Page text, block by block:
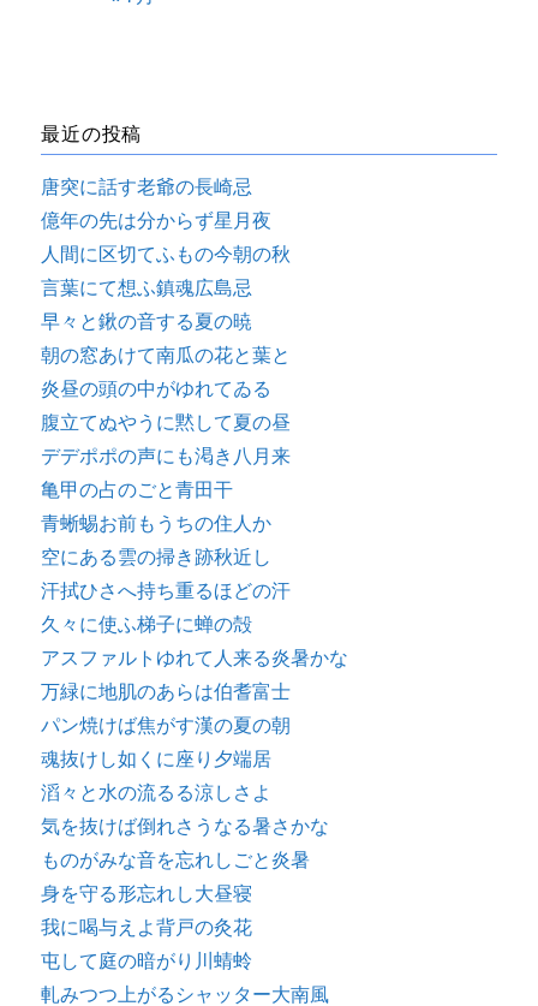
最近の投稿
唐突に話す老爺の長崎忌
億年の先は分からず星月夜
人間に区切てふもの今朝の秋
言葉にて想ふ鎮魂広島忌
早々と鍬の音する夏の暁
朝の窓あけて南瓜の花と葉と
炎昼の頭の中がゆれてゐる
腹立てぬやうに黙して夏の昼
デデポポの声にも渇き八月来
亀甲の占のごと青田干
青蜥蜴お前もうちの住人か
空にある雲の掃き跡秋近し
汗拭ひさへ持ち重るほどの汗
久々に使ふ梯子に蝉の殻
アスファルトゆれて人来る炎暑かな
万緑に地肌のあらは伯耆富士
パン焼けば焦がす漢の夏の朝
魂抜けし如くに座り夕端居
滔々と水の流るる涼しさよ
気を抜けば倒れさうなる暑さかな
ものがみな音を忘れしごと炎暑
身を守る形忘れし大昼寝
我に喝与えよ背戸の灸花
屯して庭の暗がり川蜻蛉
軋みつつ上がるシャッター大南風